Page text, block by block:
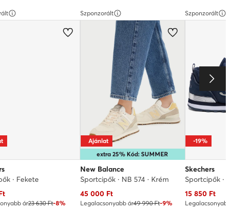
· Fekete
ár23 630 Ft-8%
Szponzorált
extra 25% Kód: SUMMER
Ajánlat
New Balance
Sportcipők · NB 574 · Krém
Aktuális ár
45 000Ft
Legalacsonyabb ár49 990 Ft-9%
Szponzorált
-19%
Skechers
Sportcipők ·
Aktuális ár
15 850Ft
Legalacsonyabb